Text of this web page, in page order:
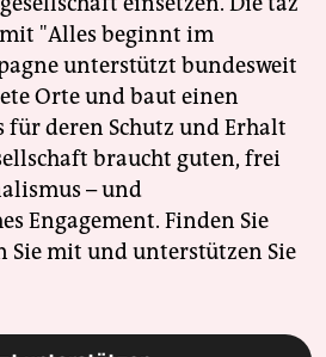
"Alles beginnt im
unterstützt bundesweit
Orte und baut einen
für deren Schutz und Erhalt
braucht guten, frei
– und
Engagement. Finden Sie
Sie mit und unterstützen Sie